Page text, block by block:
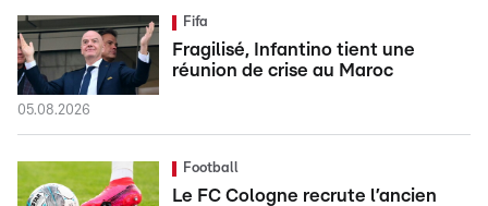
Fifa
Fragilisé, Infantino tient une
réunion de crise au Maroc
05.08.2026
Football
Le FC Cologne recrute l’ancien